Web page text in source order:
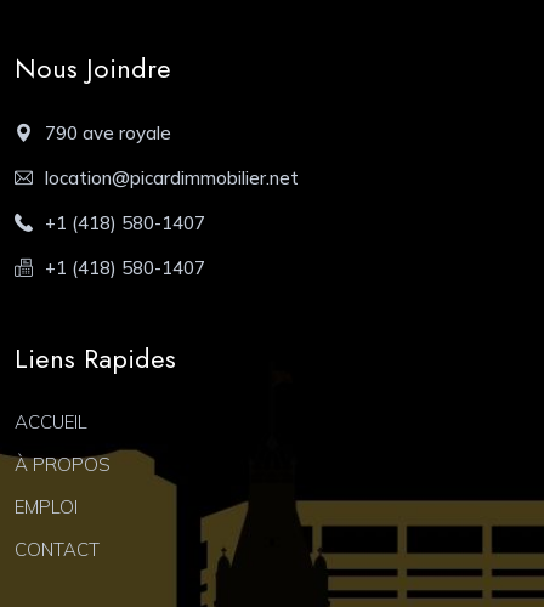
Nous Joindre
790 ave royale
location@picardimmobilier.net
+1 (418) 580-1407
+1 (418) 580-1407
Liens Rapides
ACCUEIL
À PROPOS
EMPLOI
CONTACT